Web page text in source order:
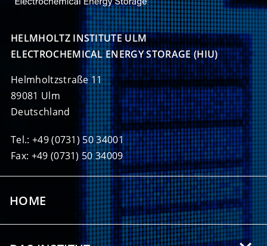
HELMHOLTZ INSTITUTE ULM
ELECTROCHEMICAL ENERGY STORAGE (HIU)
Helmholtzstraße 11
89081 Ulm
Deutschland
Tel.: +49 (0731) 50 34001
Fax: +49 (0731) 50 34009
HOME